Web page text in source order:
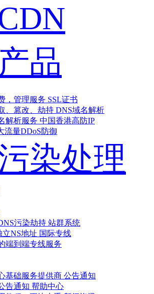
品
，管理服务 SSL证书
、篡改、劫持 DNS域名解析
解析服务 中国香港高防IP
流量DDoS防御
染处理
污染劫持 站群系统
NS地址 国际专线
端到端专线服务
基础服务提供商 公告通知
告通知 帮助中心